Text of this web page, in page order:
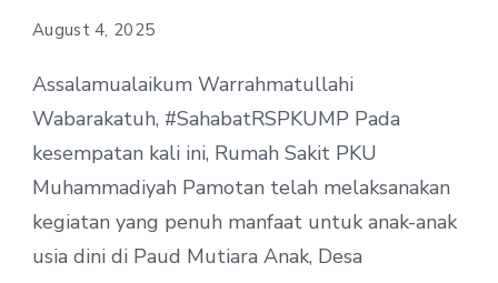
August 4, 2025
Assalamualaikum Warrahmatullahi
Wabarakatuh, #SahabatRSPKUMP Pada
kesempatan kali ini, Rumah Sakit PKU
Muhammadiyah Pamotan telah melaksanakan
kegiatan yang penuh manfaat untuk anak-anak
usia dini di Paud Mutiara Anak, Desa